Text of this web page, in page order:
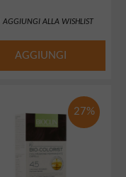
AGGIUNGI ALLA WISHLIST
AGGIUNGI
27%